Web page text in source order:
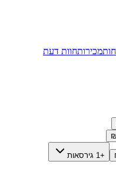
מכירותחוות דעת
₪
+1 גירסאות